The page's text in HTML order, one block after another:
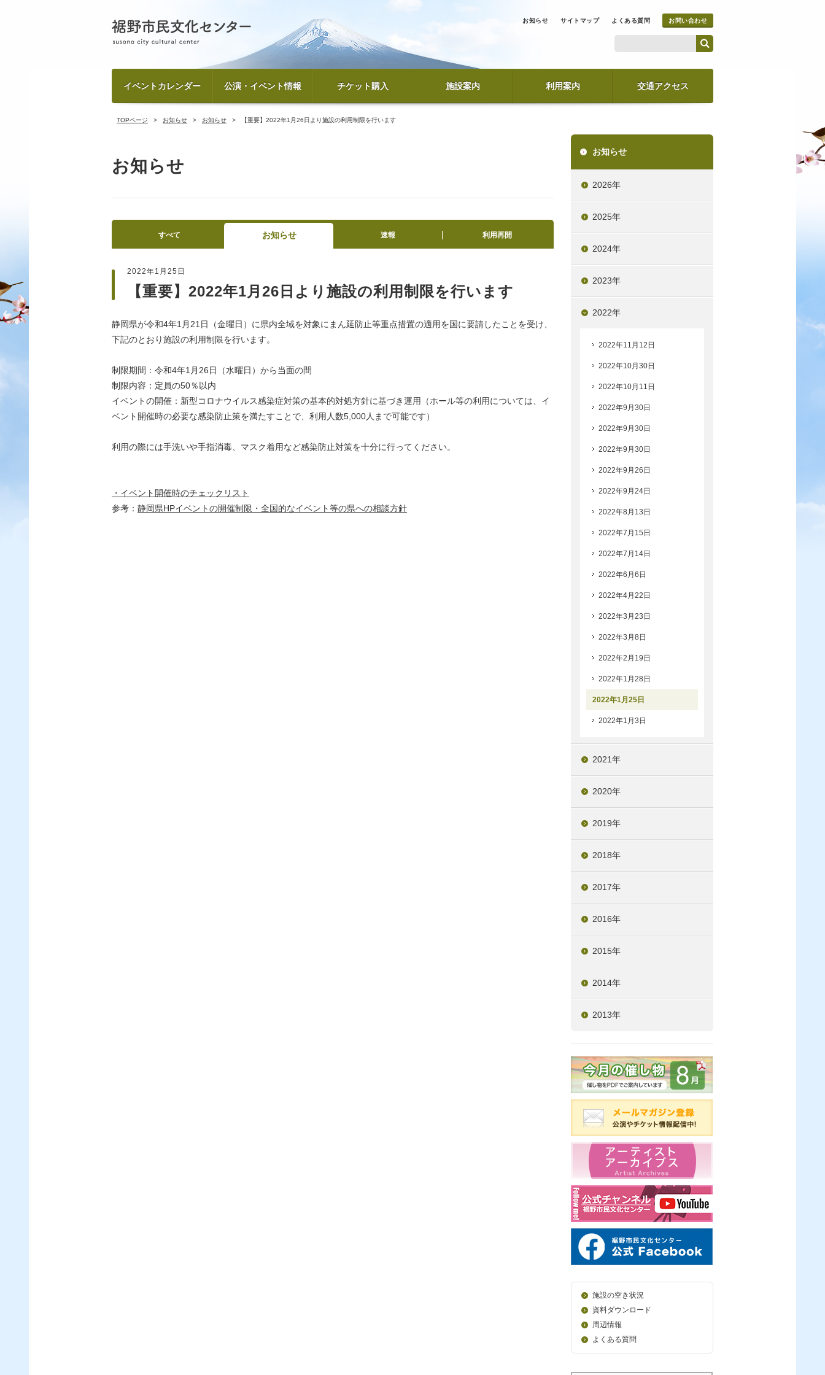
お知らせ サイトマップ よくある質問 お問い合わせ
イベントカレンダー 公演・イベント情報 チケット購入 施設案内 利用案内 交通アクセス
TOPページ お知らせ お知らせ 【重要】2022年1月26日より施設の利用制限を行います
お知らせ
すべて お知らせ 速報 利用再開
2022年1月25日
【重要】2022年1月26日より施設の利用制限を行います
静岡県が令和4年1月21日（金曜日）に県内全域を対象にまん延防止等重点措置の適用を国に要請したことを受け、
下記のとおり施設の利用制限を行います。
制限期間：令和4年1月26日（水曜日）から当面の間
制限内容：定員の50％以内
イベントの開催：新型コロナウイルス感染症対策の基本的対処方針に基づき運用（ホール等の利用については、イ
ベント開催時の必要な感染防止策を満たすことで、利用人数5,000人まで可能です）
利用の際には手洗いや手指消毒、マスク着用など感染防止対策を十分に行ってください。
・イベント開催時のチェックリスト
参考： 静岡県HPイベントの開催制限・全国的なイベント等の県への相談方針
お知らせ
2026年
2025年
2024年
2023年
2022年
2022年11月12日
2022年10月30日
2022年10月11日
2022年9月30日
2022年9月30日
2022年9月30日
2022年9月26日
2022年9月24日
2022年8月13日
2022年7月15日
2022年7月14日
2022年6月6日
2022年4月22日
2022年3月23日
2022年3月8日
2022年2月19日
2022年1月28日
2022年1月25日
2022年1月3日
2021年
2020年
2019年
2018年
2017年
2016年
2015年
2014年
2013年
施設の空き状況
資料ダウンロード
周辺情報
よくある質問